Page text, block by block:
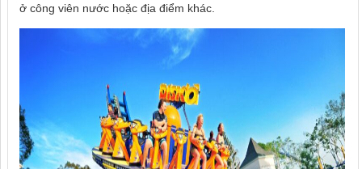
ở công viên nước hoặc địa điểm khác.